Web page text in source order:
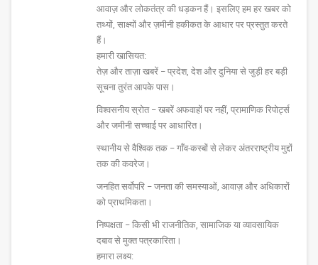
आवाज़ और लोकतंत्र की धड़कन हैं। इसलिए हम हर खबर को
तथ्यों, साक्ष्यों और ज़मीनी हकीकत के आधार पर प्रस्तुत करते
हैं।
हमारी खासियत:
तेज़ और ताज़ा खबरें – प्रदेश, देश और दुनिया से जुड़ी हर बड़ी
सूचना तुरंत आपके पास।
विश्वसनीय स्रोत – खबरें अफवाहों पर नहीं, प्रामाणिक रिपोर्ट्स
और जमीनी सच्चाई पर आधारित।
स्थानीय से वैश्विक तक – गाँव-कस्बों से लेकर अंतरराष्ट्रीय मुद्दों
तक की कवरेज।
जनहित सर्वोपरि – जनता की समस्याओं, आवाज़ और अधिकारों
को प्राथमिकता।
निष्पक्षता – किसी भी राजनीतिक, सामाजिक या व्यावसायिक
दबाव से मुक्त पत्रकारिता।
हमारा लक्ष्य: